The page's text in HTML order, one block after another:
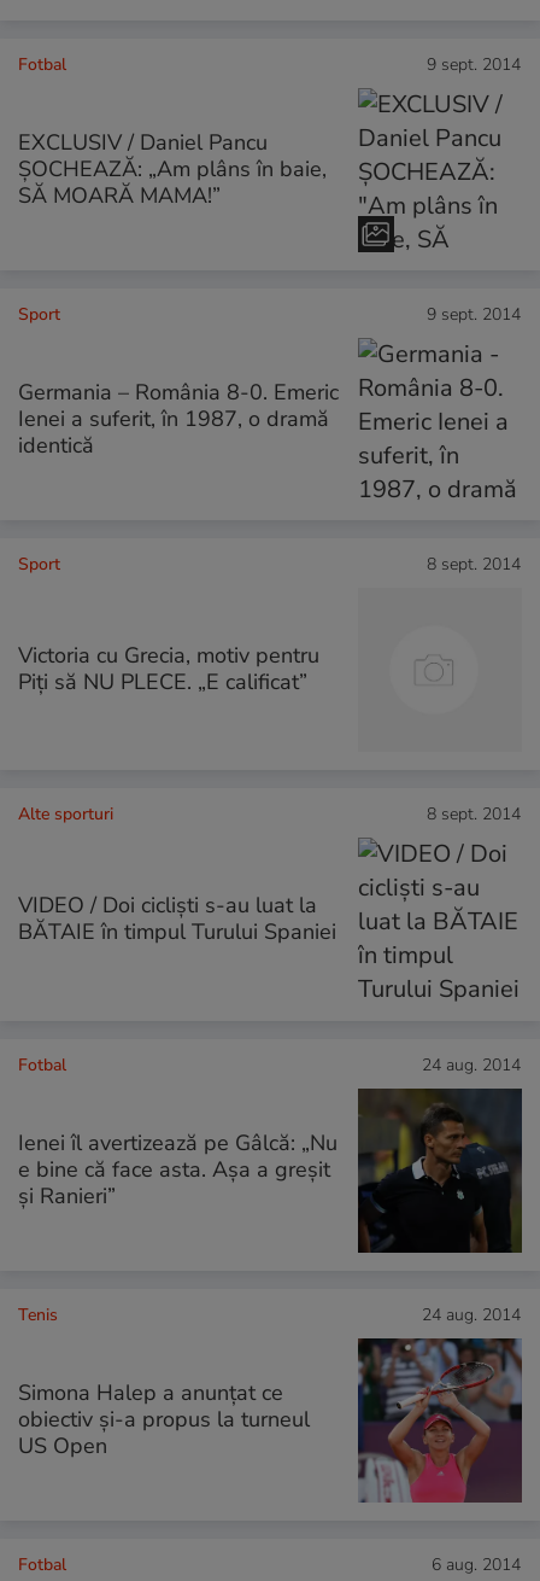
Fotbal 9 sept. 2014
EXCLUSIV / Daniel Pancu
ŞOCHEAZĂ: „Am plâns în baie,
SĂ MOARĂ MAMA!”
Sport 9 sept. 2014
Germania – România 8-0. Emeric
Ienei a suferit, în 1987, o dramă
identică
Sport 8 sept. 2014
Victoria cu Grecia, motiv pentru
Piţi să NU PLECE. „E calificat”
Alte sporturi 8 sept. 2014
VIDEO / Doi ciclişti s-au luat la
BĂTAIE în timpul Turului Spaniei
Fotbal 24 aug. 2014
Ienei îl avertizează pe Gâlcă: „Nu
e bine că face asta. Aşa a greşit
şi Ranieri”
Tenis 24 aug. 2014
Simona Halep a anunţat ce
obiectiv şi-a propus la turneul
US Open
Fotbal 6 aug. 2014